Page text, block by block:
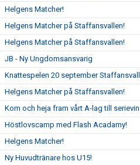
Helgens Matcher!
Helgens Matcher på Staffansvallen!
Helgens Matcher på Staffansvallen!
JB - Ny Ungdomsansvarig
Knattespelen 20 september
Helgens Matcher på Staffansvallen!
Kom och heja fram vårt A-lag till
Höstlovscamp med Flash Acadamy!
Helgens Matcher!
Ny Huvudtränare hos U15!